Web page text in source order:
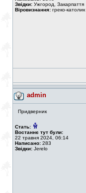
Звідки: Ужгород, Закарпаття
Віровизнання: греко-католик
admin
Придверник
Стать:
Востаннє тут були:
22 травня 2024, 06:14
Написано: 283
Звідки: Jerelo